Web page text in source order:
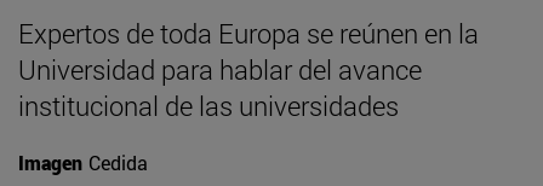
Expertos de toda Europa se reúnen en la
Universidad para hablar del avance
institucional de las universidades
Imagen Cedida